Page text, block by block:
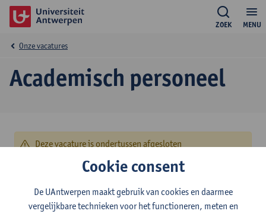
MENU
ZOEK
Academisch personeel
Onze vacatures
Deze vacature is ondertussen afgesloten
Cookie consent
De UAntwerpen maakt gebruik van cookies en daarmee
vergelijkbare technieken voor het functioneren, meten en